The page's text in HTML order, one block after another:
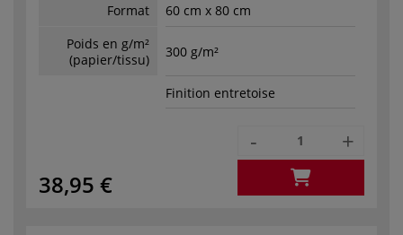
Format
60 cm x 80 cm
Poids en g/m²
(papier/tissu)
300 g/m²
Finition entretoise
38,95 €
- +